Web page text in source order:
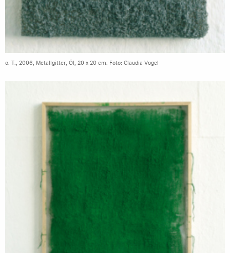
o. T., 2006, Metallgitter, Öl, 20 x 20 cm. Foto: Claudia Vogel